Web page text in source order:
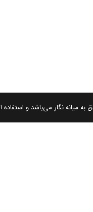
میانه نگار می‌باشد و استفاده